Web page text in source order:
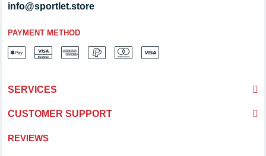
info@sportlet.store
PAYMENT METHOD
SERVICES
CUSTOMER SUPPORT
REVIEWS